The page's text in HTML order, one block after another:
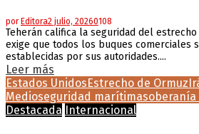
por Editora2 julio, 20260108
Teherán califica la seguridad del
exige que todos los buques comerciales
establecidas por sus autoridades....
Leer más
Estados Unidos Estrecho de Ormuz
Medioseguridad marítima
Destacada Internacional